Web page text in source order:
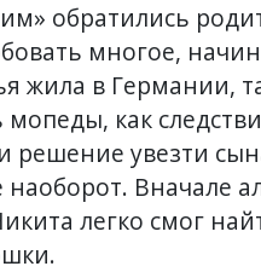
обратились
многое,
жила в Германии,
мопеды, как
увезти
Вначале
легко смог